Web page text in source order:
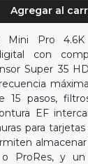
Agregar al
Mini Pro
con
Super 35
15 pasos,
EF
para
o ProRes, y